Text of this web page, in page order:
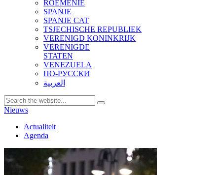
ROEMENIË
SPANJE
SPANJE CAT
TSJECHISCHE REPUBLIEK
VERENIGD KONINKRIJK
VERENIGDE
STATEN
VENEZUELA
ПО-РУССКИ
العربية
Nieuws
Actualiteit
Agenda